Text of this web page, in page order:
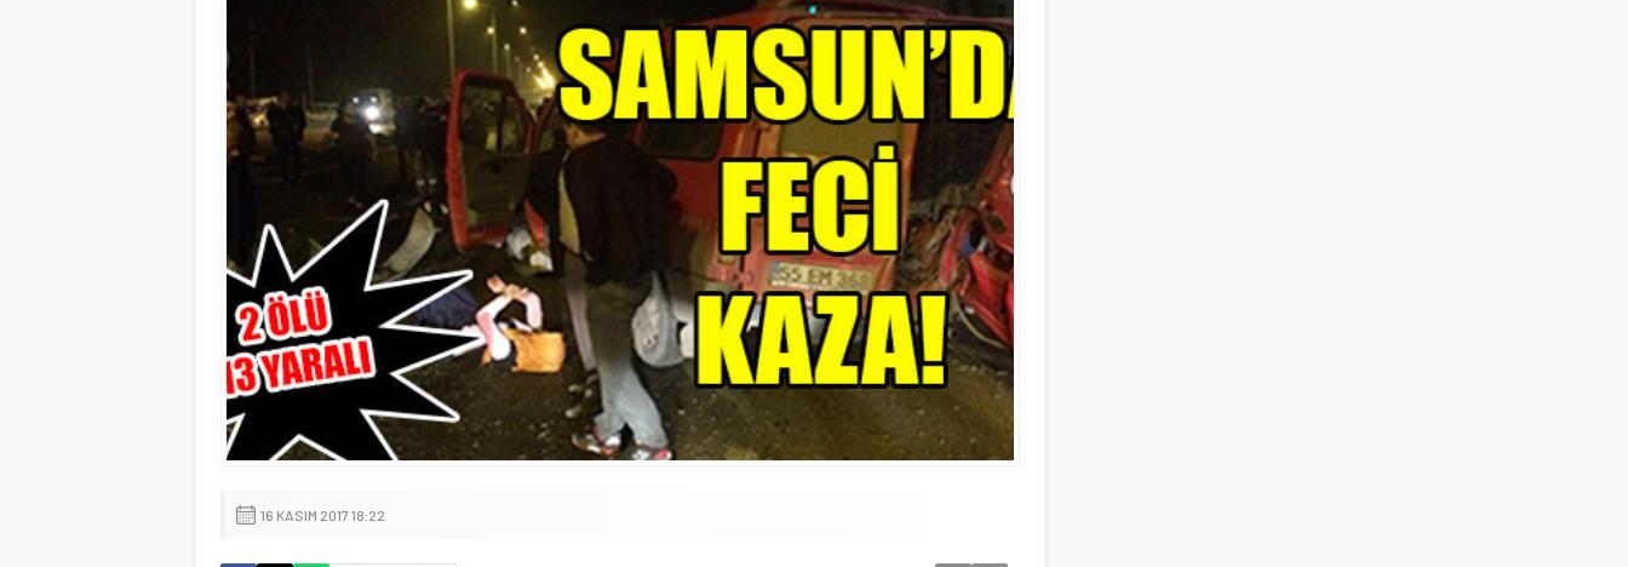
16 KASIM 2017 18:22